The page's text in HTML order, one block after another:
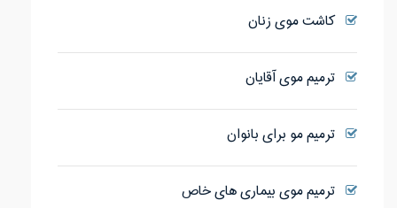
کاشت موی زنان
ترمیم موی آقایان
ترمیم مو برای بانوان
ترمیم موی بیماری های خاص